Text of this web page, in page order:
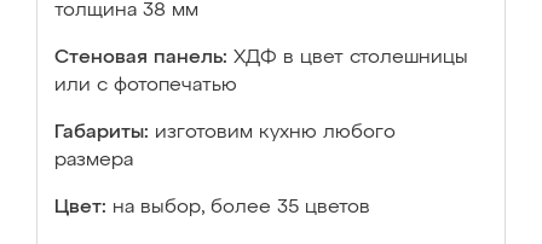
толщина 38 мм
Стеновая панель: ХДФ в цвет столешницы
или с фотопечатью
Габариты: изготовим кухню любого
размера
Цвет: на выбор, более 35 цветов